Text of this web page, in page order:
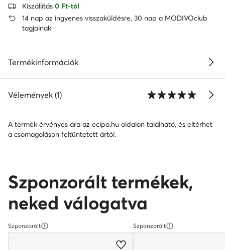
Kiszállítás 0 Ft-tól
14 nap az ingyenes visszaküldésre, 30 nap a MODIVOclub
tagjainak
Termékinformációk
Vélemények (1)
A termék érvényes ára az ecipo.hu oldalon található, és eltérhet
a csomagoláson feltüntetett ártól.
Szponzorált termékek,
neked válogatva
Szponzorált Szponzorált